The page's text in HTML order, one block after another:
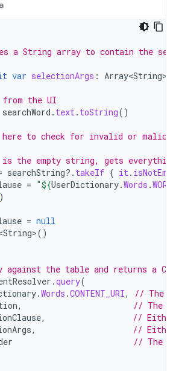
a String array to contain the
var selectionArgs : Array<String>
the UI
searchWord . text . toString()
to check for invalid or
the empty string, gets everything
searchString?. takeIf { it .
= "${UserDictionary.Words .WORD
)
= null
()
against the table and returns a
.query(
.Words .CONTENT_URI,
// The
,
// The
,
// Either
,
// Either
// The